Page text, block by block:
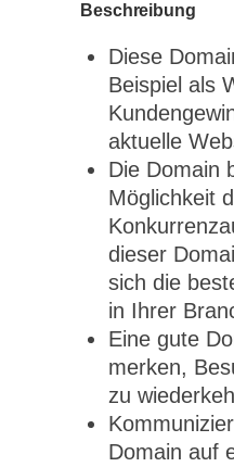
Beschreibung
Diese
Beispiel als
aktuelle
Die Domain
Möglichkeit
dieser
sich die
in Ihrer
Eine gute
merken,
zu
Domain auf